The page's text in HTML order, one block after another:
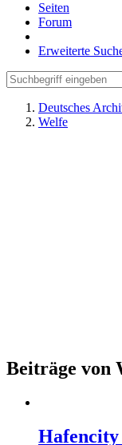
Seiten
Forum
Erweiterte
Deutsches
Welfe
Beiträge von
Hafencity